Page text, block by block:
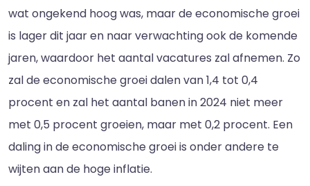
wat ongekend hoog was, maar de economische groei
is lager dit jaar en naar verwachting ook de komende
jaren, waardoor het aantal vacatures zal afnemen. Zo
zal de economische groei dalen van 1,4 tot 0,4
procent en zal het aantal banen in 2024 niet meer
met 0,5 procent groeien, maar met 0,2 procent. Een
daling in de economische groei is onder andere te
wijten aan de hoge inflatie.